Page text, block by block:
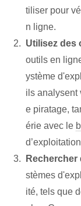
tiliser pour
n ligne.
Utilisez des
outils en
ystème
ils analysent
e piratage,
érie avec le
stèmes
ité, tels que